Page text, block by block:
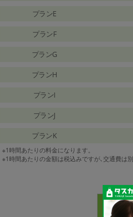
プランE
プランF
プランG
プランH
プランI
プランJ
プランK
※1時間あたりの料金になります。
※1時間あたりの金額は税込みですが､交通費は